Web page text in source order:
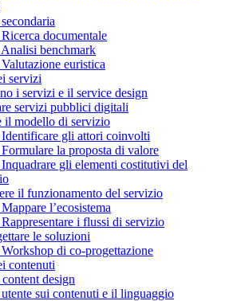
documentale
benchmark
euristica
servizi
i servizi e il service design
servizi pubblici digitali
il modello di servizio
Identificare gli attori coinvolti
la proposta di valore
gli elementi costitutivi del
il funzionamento del servizio
l’ecosistema
i flussi di servizio
le soluzioni
di co-progettazione
contenuti
design
sui contenuti e il linguaggio